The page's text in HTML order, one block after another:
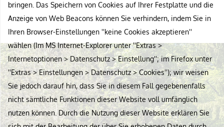
bringen. Das Speichern von Cookies auf Ihrer Festplatte und die
Anzeige von Web Beacons können Sie verhindern, indem Sie in
Ihren Browser-Einstellungen ''keine Cookies akzeptieren''
wählen (Im MS Internet-Explorer unter ''Extras >
Internetoptionen > Datenschutz > Einstellung''; im Firefox unter
''Extras > Einstellungen > Datenschutz > Cookies''); wir weisen
Sie jedoch darauf hin, dass Sie in diesem Fall gegebenenfalls
nicht sämtliche Funktionen dieser Website voll umfänglich
nutzen können. Durch die Nutzung dieser Website erklären Sie